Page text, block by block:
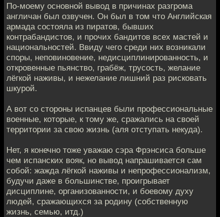
По-моему основной вывод в причинах разгрома
англичан был озвучен. Он был в том что Английская
армада состояла из пиратов, бывших
контрабандистов, и прочих бандитов всех мастей и
национальностей. Ввиду чего среди них возникали
споры, неповиновение, недисциплинированность, и
откровенные пьянство, грабёж, трусость, желание
лёгкой наживы, и нежелание лишний раз рисковать
шкурой.
А вот со стороны испанцев были профессиональные
военные, которые, к тому же, сражались на своей
территории за свою жизнь (аля отступать некуда).
Нет, я конечно тоже уважаю сэра Фрэнсиса больше
чем испанских вояк, но вывод напрашивается сам
собой: жажда лёгкой наживы и непрофессионализм,
будучи даже в большинстве, проигрывает
дисциплине, организованности, и боевому духу
людей, сражающихся за родину (собственную
жизнь, семью, итд.)